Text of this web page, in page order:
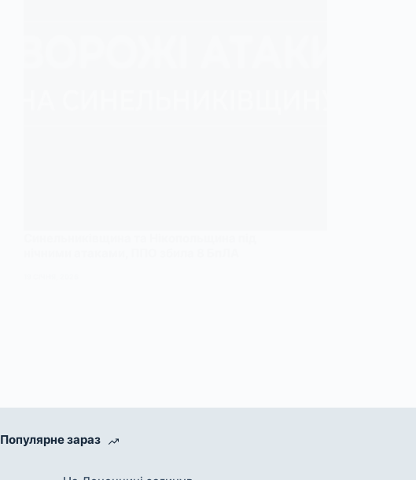
Популярне зараз